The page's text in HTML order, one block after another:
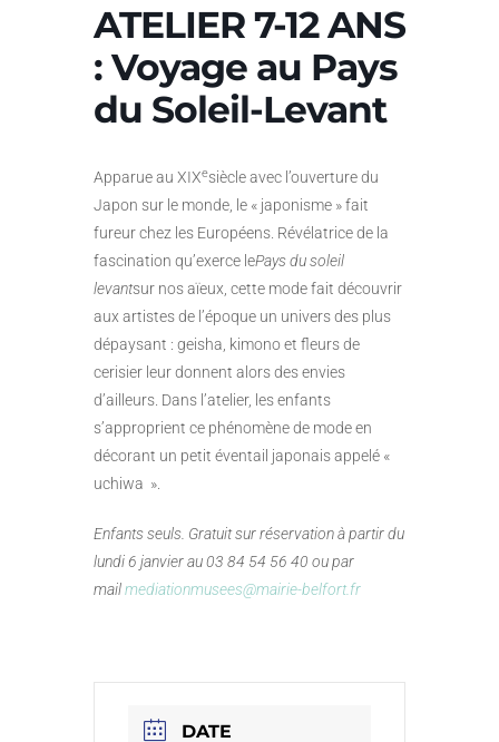
ATELIER 7-12 ANS
: Voyage au Pays
du Soleil-Levant
Apparue au XIXesiècle avec l’ouverture du
Japon sur le monde, le « japonisme » fait
fureur chez les Européens. Révélatrice de la
fascination qu’exerce lePays du soleil
levantsur nos aïeux, cette mode fait découvrir
aux artistes de l’époque un univers des plus
dépaysant : geisha, kimono et fleurs de
cerisier leur donnent alors des envies
d’ailleurs. Dans l’atelier, les enfants
s’approprient ce phénomène de mode en
décorant un petit éventail japonais appelé «
uchiwa ».
Enfants seuls. Gratuit sur réservation à partir du
lundi 6 janvier au 03 84 54 56 40 ou par
mailmediationmusees@mairie-belfort.fr
DATE